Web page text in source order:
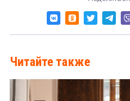
Читайте также